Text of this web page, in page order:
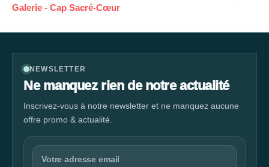
Galerie - Cap Sacré-Cœur
NEWSLETTER
Ne manquez rien de notre actualité
Inscrivez-vous à notre newsletter et ne manquez aucune
offre promo & actualité.